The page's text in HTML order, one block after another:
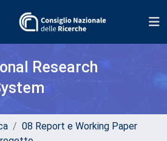
Research
08 Report e Working Paper